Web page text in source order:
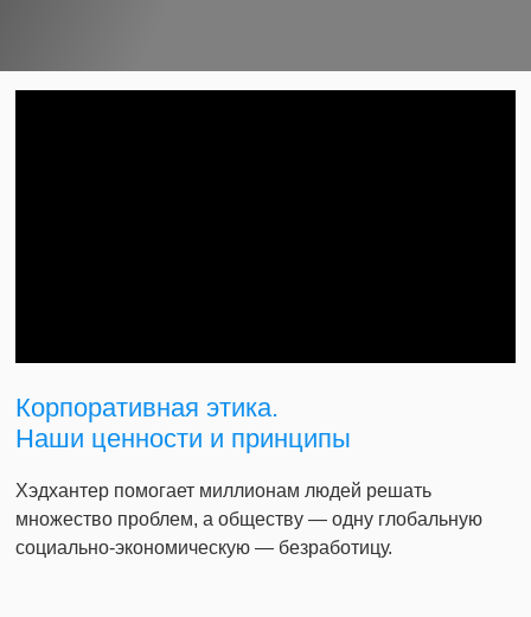
Корпоративная этика.
Наши ценности и принципы
Хэдхантер помогает миллионам людей решать
множество проблем, а обществу — одну глобальную
социально-экономическую — безработицу.